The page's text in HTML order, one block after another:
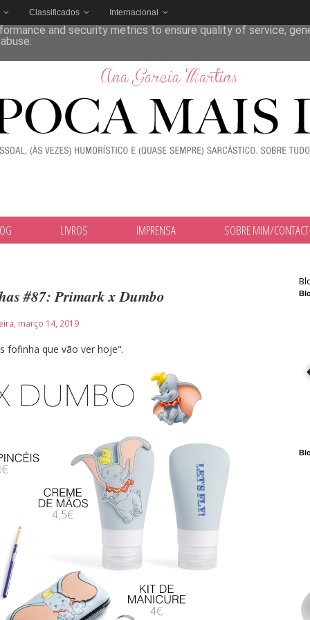
Classificados Internacional
LIVROS IMPRENSA SOBRE MIM/
#87: Primark x Dumbo
março 14, 2019
fofinha que vão ver hoje".
its services and to analyze traffic. Your IP address and
and security metrics to ensure quality of service,